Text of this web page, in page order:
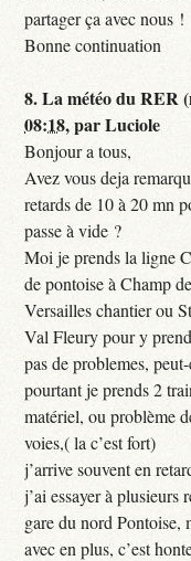
partager ça avec nous !
Bonne continuation
8.La météo du RER
08:18,parLuciole
Bonjour a tous,
Avez vous deja
retards de 10 à 20 mn
passe à vide ?
Moi je prends la ligne
de pontoise à Champ
Versailles chantier ou
Val Fleury pour y
pas de problemes,
pourtant je prends 2
matériel, ou problème
voies,( la c’est fort)
j’arrive souvent en
j’ai essayer à
gare du nord Pontoise,
avec en plus, c’est